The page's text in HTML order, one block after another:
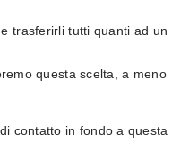
trasferirli tutti quanti ad un
questa scelta, a meno
contatto in fondo a questa